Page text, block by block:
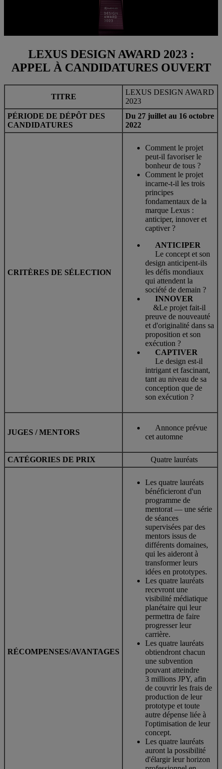
LEXUS DESIGN AWARD 2023 :
APPEL À CANDIDATURES OUVERT
TITRE
LEXUS DESIGN AWARD
2023
PÉRIODE DE DÉPÔT DES
CANDIDATURES
Du 27 juillet au 16 octobre
2022
CRITÈRES DE SÉLECTION
Comment le projet
peut-il favoriser le
bonheur de tous ?
Comment le projet
incarne-t-il les trois
principes
fondamentaux de la
marque Lexus :
anticiper, innover et
captiver ?
ANTICIPER
Le concept et son
design anticipent-ils
les défis mondiaux
qui attendent la
société de demain ?
INNOVER
&Le projet fait-il
preuve de nouveauté
et d'originalité dans sa
proposition et son
exécution ?
CAPTIVER
Le design est-il
intrigant et fascinant,
tant au niveau de sa
conception que de
son exécution ?
JUGES / MENTORS
Annonce prévue
cet automne
CATÉGORIES DE PRIX Quatre lauréats
RÉCOMPENSES/AVANTAGES
Les quatre lauréats
bénéficieront d'un
programme de
mentorat — une série
de séances
supervisées par des
mentors issus de
différents domaines,
qui les aideront à
transformer leurs
idées en prototypes.
Les quatre lauréats
recevront une
visibilité médiatique
planétaire qui leur
permettra de faire
progresser leur
carrière.
Les quatre lauréats
obtiendront chacun
une subvention
pouvant atteindre
3 millions JPY, afin
de couvrir les frais de
production de leur
prototype et toute
autre dépense liée à
l'optimisation de leur
concept.
Les quatre lauréats
auront la possibilité
d'élargir leur horizon